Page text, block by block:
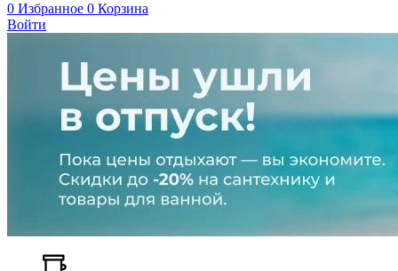
0 Избранное 0 Корзина
Войти